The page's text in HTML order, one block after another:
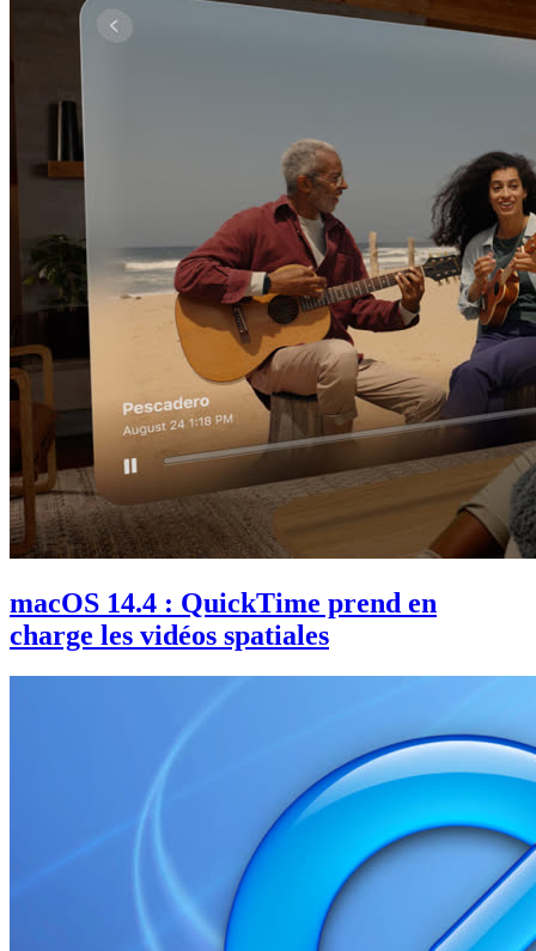
macOS 14.4 : QuickTime prend en
charge les vidéos spatiales